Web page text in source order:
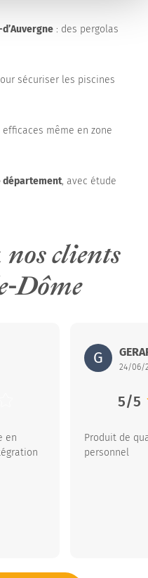
: des pergolas
sécuriser les piscines
même en zone
département, avec étude
nos clients
Dôme
ZI du Pont Peyrin – 32600
en
Abrisud 15
G 24/06/
5/5
Produit de
personnel